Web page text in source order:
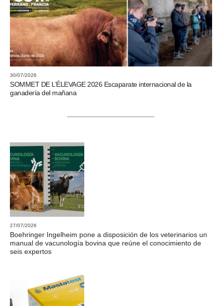
30/07/2026
SOMMET DE L’ÉLEVAGE 2026 Escaparate internacional de la
ganadería del mañana
27/07/2026
Boehringer Ingelheim pone a disposición de los veterinarios un
manual de vacunología bovina que reúne el conocimiento de
seis expertos